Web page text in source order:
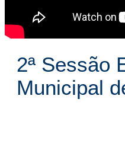
2ª Sessão
Municipal